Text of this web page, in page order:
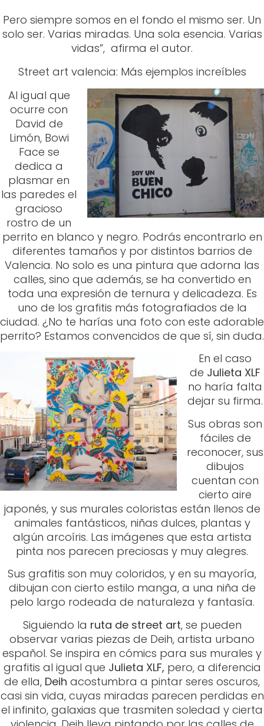
Al igual que
ocurre con
Face se
dedica a
plasmar en
las paredes el
gracioso
rostro de un
perrito en blanco y negro. Podrás encontrarlo en
diferentes tamaños y por distintos barrios de
Valencia. No solo es una pintura que adorna las
calles, sino que además, se ha convertido en
toda una expresión de ternura y delicadeza. Es
uno de los grafitis más fotografiados de la
ciudad. ¿No te harías una foto con este adorable
perrito? Estamos convencidos de que sí, sin duda.
En el caso
deJulieta XLF
no haría falta
dejar su firma.
fáciles de
reconocer, sus
dibujos
cuentan con
cierto aire
japonés, y sus murales coloristas están llenos de
animales fantásticos, niñas dulces, plantas y
algún arcoíris. Las imágenes que esta artista
pinta nos parecen preciosas y muy alegres.
muy coloridos, y en su mayoría,
dibujan con cierto estilo manga, a una niña de
pelo largo rodeada de naturaleza y fantasía.
Siguiendo laruta de street art , se pueden
observar varias piezas de Deih, artista urbano
español. Se inspira en cómics para sus murales y
grafitis al igual queJulieta XLF,pero, a diferencia
de ella,Deih acostumbra a pintar seres oscuros,
casi sin vida, cuyas miradas parecen perdidas en
el infinito, galaxias que trasmiten soledad y cierta
violencia. Deih lleva pintando por las calles de
Valencia desde 1994, por cierto. Sus pinturas son
futuristas y fantasiosas, mezclando figuras de
personas con robots e incluso momias. Además,
en algunos de ellos también suele plasmar los
colores de la galaxia.